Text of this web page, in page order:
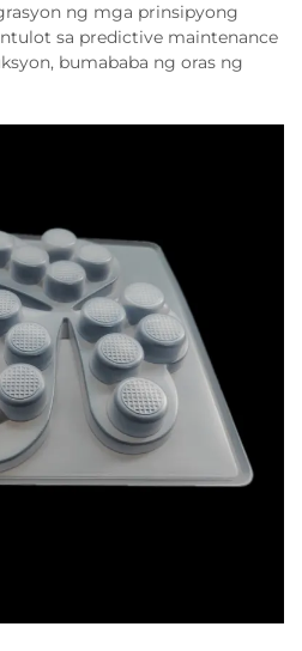
ng mga prinsipyong
sa predictive maintenance
bumababa ng oras ng